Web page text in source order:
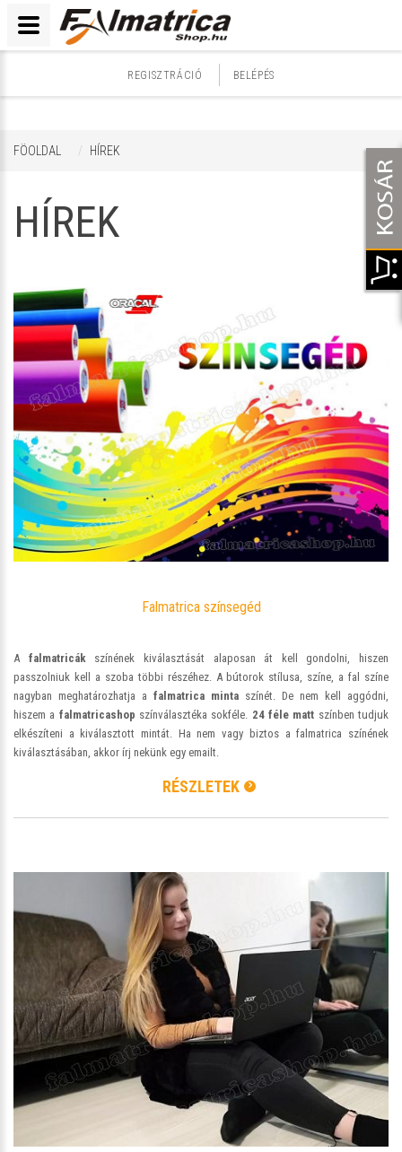
REGISZTRÁCIÓ BELÉPÉS
FÖOLDAL HÍREK
HÍREK
Falmatrica színsegéd
A falmatricákszínének kiválasztását alaposan át kell gondolni, hiszen
passzolniuk kell a szoba többi részéhez. A bútorok stílusa, színe, a fal színe
nagyban meghatározhatja a falmatrica minta színét. De nem kell aggódni,
hiszem a falmatricashop színválasztéka sokféle. 24 féle matt színben tudjuk
elkészíteni a kiválasztott mintát. Ha nem vagy biztos a falmatrica színének
kiválasztásában, akkor írj nekünk egy emailt.
RÉSZLETEK